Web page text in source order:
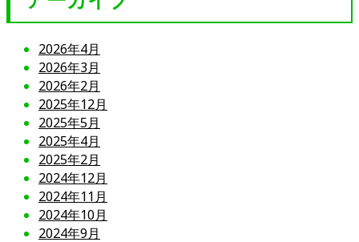
2026年4月
2026年3月
2026年2月
2025年12月
2025年5月
2025年4月
2025年2月
2024年12月
2024年11月
2024年10月
2024年9月